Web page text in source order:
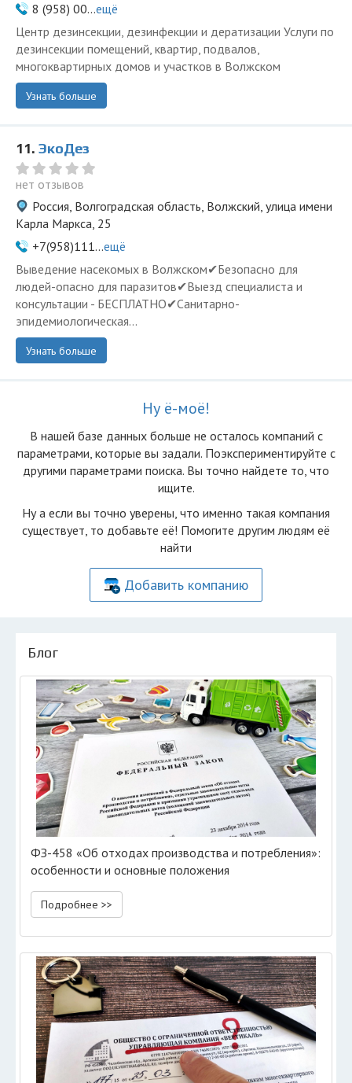
8 (958) 00...ещё
Центр дезинсекции, дезинфекции и дератизации Услуги по
дезинсекции помещений, квартир, подвалов,
многоквартирных домов и участков в Волжском
Узнать больше
11. ЭкоДез
нет отзывов
Россия, Волгоградская область, Волжский, улица имени
Карла Маркса, 25
+7(958)111...ещё
Выведение насекомых в Волжском✔Безопасно для
людей-опасно для паразитов✔Выезд специалиста и
консультации - БЕСПЛАТНО✔Санитарно-
эпидемиологическая...
Узнать больше
Ну ё-моё!
В нашей базе данных больше не осталоcь компаний с
параметрами, которые вы задали. Поэкспериментируйте с
другими параметрами поиска. Вы точно найдете то, что
ищите.
Ну а если вы точно уверены, что именно такая компания
существует, то добавьте её! Помогите другим людям её
найти
Добавить компанию
Блог
ФЗ-458 «Об отходах производства и потребления»:
особенности и основные положения
Подробнее >>